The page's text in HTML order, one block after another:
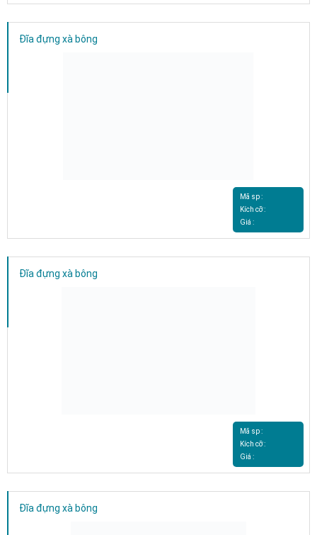
Đĩa đựng xà bông
Mã sp :
Kích cỡ :
Giá :
Đĩa đựng xà bông
Mã sp :
Kích cỡ :
Giá :
Đĩa đựng xà bông